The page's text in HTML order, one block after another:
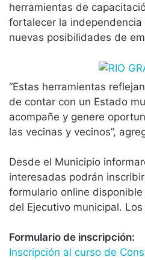
herramientas de
fortalecer la
nuevas posibilidades de
“Estas herramientas
de contar con un Estado
acompañe y genere
las vecinas y vecinos”,
Desde el Municipio
interesadas podrán
formulario online
del Ejecutivo municipal.
Formulario de inscripción:
Inscripción al curso de